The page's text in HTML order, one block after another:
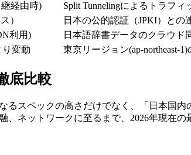
継経由時)
Split Tunnelingによるトラフィ
）
日本の公的認証（JPKI）との
利用)
日本語辞書データのクラウド
り変動 東京リージョン(ap-northeast-1)
底比較
るスペックの高さだけでなく、「日本国
ネットワークに至るまで、2026年現在の